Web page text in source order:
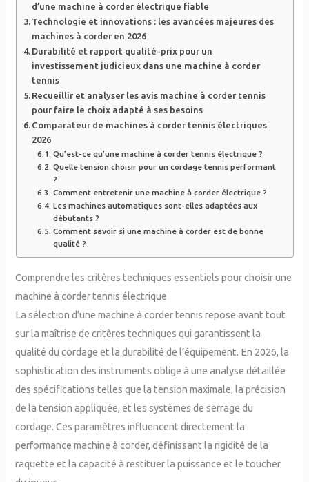
d’une machine à corder électrique fiable
Technologie et innovations : les avancées majeures des
machines à corder en 2026
Durabilité et rapport qualité-prix pour un
investissement judicieux dans une machine à corder
tennis
Recueillir et analyser les avis machine à corder tennis
pour faire le choix adapté à ses besoins
Comparateur de machines à corder tennis électriques
2026
Qu’est-ce qu’une machine à corder tennis électrique ?
Quelle tension choisir pour un cordage tennis performant
?
Comment entretenir une machine à corder électrique ?
Les machines automatiques sont-elles adaptées aux
débutants ?
Comment savoir si une machine à corder est de bonne
qualité ?
Comprendre les critères techniques essentiels pour choisir une
machine à corder tennis électrique
La sélection d’une machine à corder tennis repose avant tout
sur la maîtrise de critères techniques qui garantissent la
qualité du cordage et la durabilité de l’équipement. En 2026, la
sophistication des instruments oblige à une analyse détaillée
des spécifications telles que la tension maximale, la précision
de la tension appliquée, et les systèmes de serrage du
cordage. Ces paramètres influencent directement la
performance machine à corder, définissant la rigidité de la
raquette et la capacité à restituer la puissance et le toucher